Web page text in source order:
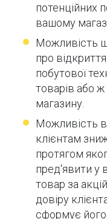
потенційних
вашому
Можливість
про
побутової
товарів або
магазину.
Можливість
клієнтам
протягом
пред'явити у
товар за
довіру
сформує його